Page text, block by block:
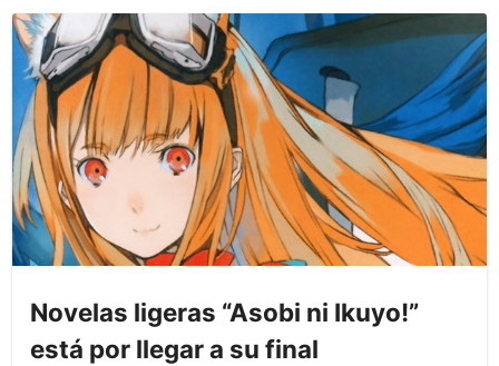
Novelas ligeras “Asobi ni Ikuyo!”
está por llegar a su final